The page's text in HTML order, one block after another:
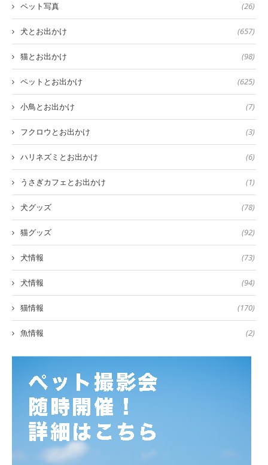
ペット写真 (26)
犬とお出かけ (657)
猫とお出かけ (98)
ペットとお出かけ (625)
小鳥とお出かけ (7)
フクロウとお出かけ (3)
ハリネズミとお出かけ (6)
うさぎカフェとお出かけ (1)
犬グッズ (78)
猫グッズ (92)
犬情報 (73)
犬情報 (94)
猫情報 (170)
魚情報 (2)